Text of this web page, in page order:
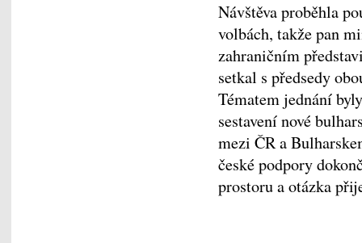
Návštěva proběhla
volbách, takže pan
zahraničním
setkal s předsedy
Tématem jednání
sestavení nové
mezi ČR a
české podpory
prostoru a otázka